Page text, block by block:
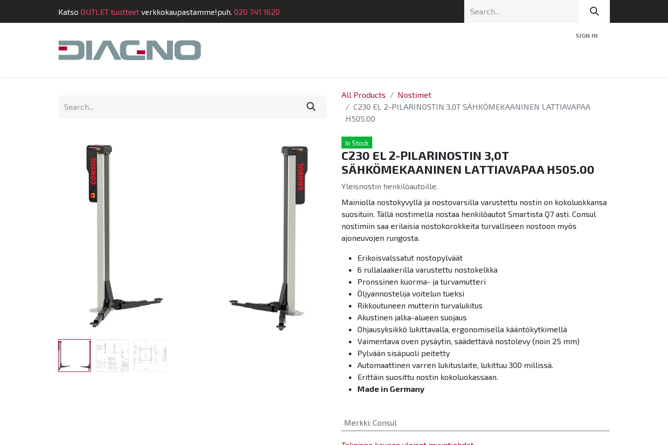
Katso OUTLET tuotteet verkkokaupastamme!puh. 020 741 1620
SIGN IN
Shop
All Products
Nostimet
C230 EL 2-PILARINOSTIN 3,0T SÄHKÖMEKAANINEN LATTIAVAPAA
H505.00
In Stock
C230 EL 2-PILARINOSTIN 3,0T
SÄHKÖMEKAANINEN LATTIAVAPAA H505.00
Yleisnostin henkilöautoille.
Mainiolla nostokyvyllä ja nostovarsilla varustettu nostin on kokoluokkansa
suosituin. Tällä nostimella nostaa henkilöautot Smartista Q7 asti. Consul
nostimiin saa erilaisia nostokorokkeita turvalliseen nostoon myös
ajoneuvojen rungosta.
Erikoisvalssatut nostopylväät
6 rullalaakerilla varustettu nostokelkka
Pronssinen kuorma- ja turvamutteri
Öljyannostelija voitelun tueksi
Rikkoutuneen mutterin turvalukitus
Akustinen jalka-alueen suojaus
Ohjausyksikkö lukittavalla, ergonomisella kääntökytkimellä
Vaimentava oven pysäytin, säädettävä nostolevy (noin 25 mm)
Pylvään sisäpuoli peitetty
Automaattinen varren lukituslaite, lukittuu 300 millissä.
Erittäin suosittu nostin kokoluokassaan.
Made in Germany
Merkki: Consul